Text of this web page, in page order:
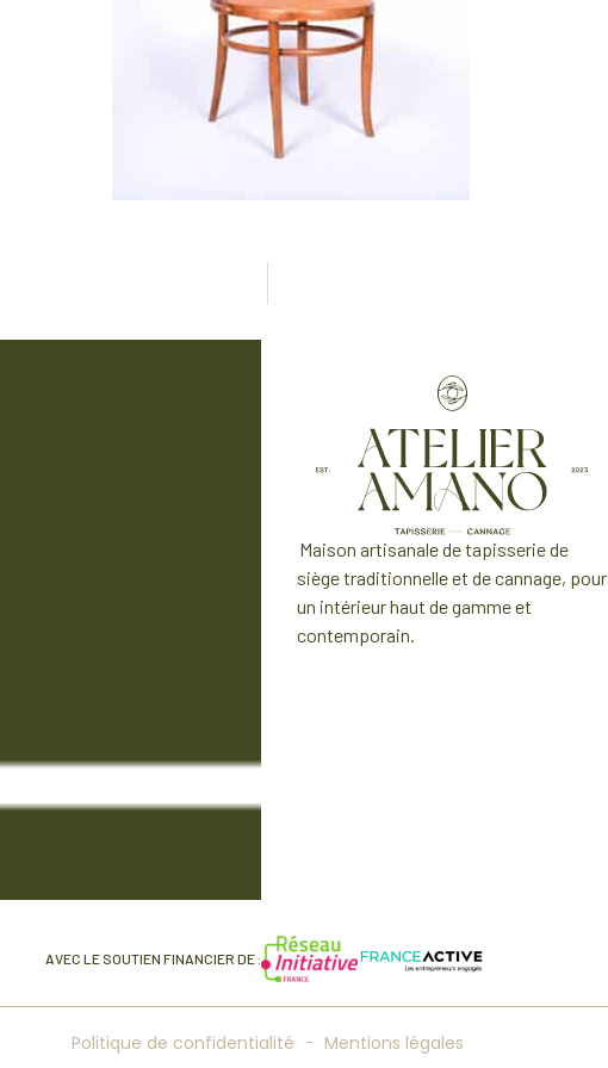
Maison artisanale de tapisserie de
siègetraditionnelleet de cannage, pour
un intérieur haut de gamme et
contemporain.
AVEC LE SOUTIEN FINANCIER DE :
Politique de confidentialité Mentions légales